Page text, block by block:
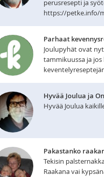
perusresepti ja
https://petke.info/
Parhaat
Joulupyhät ovat
tammikuussa ja
Hyvää Joulua ja
Hyvää Joulua
Pakastanko
Tekisin
Raakana vai